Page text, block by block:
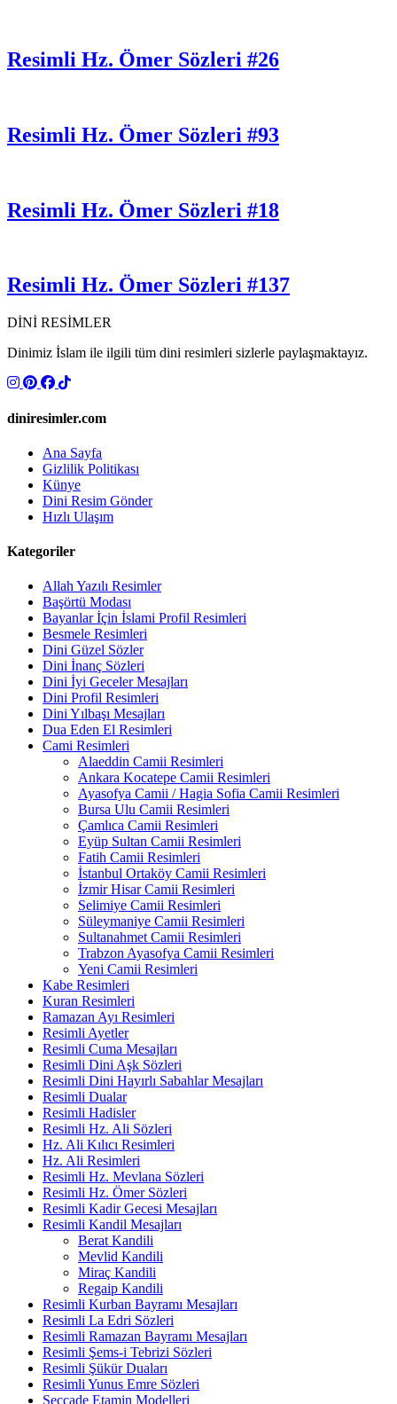
Resimli Hz. Ömer Sözleri #26
Resimli Hz. Ömer Sözleri #93
Resimli Hz. Ömer Sözleri #18
Resimli Hz. Ömer Sözleri #137
DİNİ RESİMLER
Dinimiz İslam ile ilgili tüm dini resimleri sizlerle paylaşmaktayız.
diniresimler.com
Ana Sayfa
Gizlilik Politikası
Künye
Dini Resim Gönder
Hızlı Ulaşım
Kategoriler
Allah Yazılı Resimler
Başörtü Modası
Bayanlar İçin İslami Profil Resimleri
Besmele Resimleri
Dini Güzel Sözler
Dini İnanç Sözleri
Dini İyi Geceler Mesajları
Dini Profil Resimleri
Dini Yılbaşı Mesajları
Dua Eden El Resimleri
Cami Resimleri
Alaeddin Camii Resimleri
Ankara Kocatepe Camii Resimleri
Ayasofya Camii / Hagia Sofia Camii Resimleri
Bursa Ulu Camii Resimleri
Çamlıca Camii Resimleri
Eyüp Sultan Camii Resimleri
Fatih Camii Resimleri
İstanbul Ortaköy Camii Resimleri
İzmir Hisar Camii Resimleri
Selimiye Camii Resimleri
Süleymaniye Camii Resimleri
Sultanahmet Camii Resimleri
Trabzon Ayasofya Camii Resimleri
Yeni Camii Resimleri
Kabe Resimleri
Kuran Resimleri
Ramazan Ayı Resimleri
Resimli Ayetler
Resimli Cuma Mesajları
Resimli Dini Aşk Sözleri
Resimli Dini Hayırlı Sabahlar Mesajları
Resimli Dualar
Resimli Hadisler
Resimli Hz. Ali Sözleri
Hz. Ali Kılıcı Resimleri
Hz. Ali Resimleri
Resimli Hz. Mevlana Sözleri
Resimli Hz. Ömer Sözleri
Resimli Kadir Gecesi Mesajları
Resimli Kandil Mesajları
Berat Kandili
Mevlid Kandili
Miraç Kandili
Regaip Kandili
Resimli Kurban Bayramı Mesajları
Resimli La Edri Sözleri
Resimli Ramazan Bayramı Mesajları
Resimli Şems-i Tebrizi Sözleri
Resimli Şükür Duaları
Resimli Yunus Emre Sözleri
Seccade Etamin Modelleri